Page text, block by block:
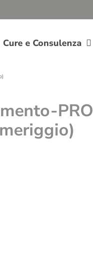
Cure e Consulenza
PRO